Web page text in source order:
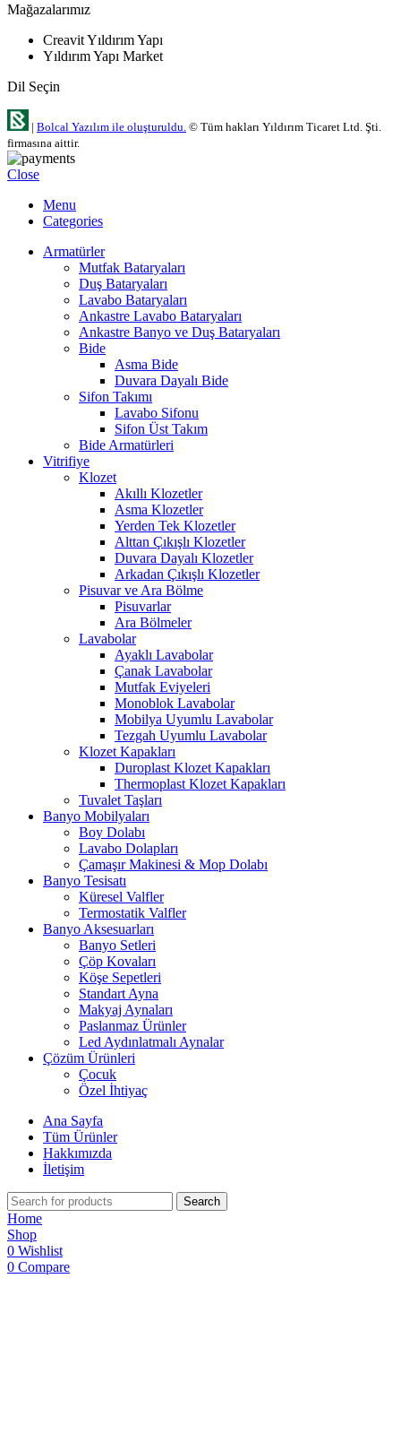
Mağazalarımız
Creavit Yıldırım Yapı
Yıldırım Yapı Market
Dil Seçin
| Bolcal Yazılım ile oluşturuldu. © Tüm hakları Yıldırım Ticaret Ltd. Şti.
firmasına aittir.
Close
Menu
Categories
Armatürler
Mutfak Bataryaları
Duş Bataryaları
Lavabo Bataryaları
Ankastre Lavabo Bataryaları
Ankastre Banyo ve Duş Bataryaları
Bide
Asma Bide
Duvara Dayalı Bide
Sifon Takımı
Lavabo Sifonu
Sifon Üst Takım
Bide Armatürleri
Vitrifiye
Klozet
Akıllı Klozetler
Asma Klozetler
Yerden Tek Klozetler
Alttan Çıkışlı Klozetler
Duvara Dayalı Klozetler
Arkadan Çıkışlı Klozetler
Pisuvar ve Ara Bölme
Pisuvarlar
Ara Bölmeler
Lavabolar
Ayaklı Lavabolar
Çanak Lavabolar
Mutfak Eviyeleri
Monoblok Lavabolar
Mobilya Uyumlu Lavabolar
Tezgah Uyumlu Lavabolar
Klozet Kapakları
Duroplast Klozet Kapakları
Thermoplast Klozet Kapakları
Tuvalet Taşları
Banyo Mobilyaları
Boy Dolabı
Lavabo Dolapları
Çamaşır Makinesi & Mop Dolabı
Banyo Tesisatı
Küresel Valfler
Termostatik Valfler
Banyo Aksesuarları
Banyo Setleri
Çöp Kovaları
Köşe Sepetleri
Standart Ayna
Makyaj Aynaları
Paslanmaz Ürünler
Led Aydınlatmalı Aynalar
Çözüm Ürünleri
Çocuk
Özel İhtiyaç
Ana Sayfa
Tüm Ürünler
Hakkımızda
İletişim
Search
Home
Shop
0 Wishlist
0 Compare